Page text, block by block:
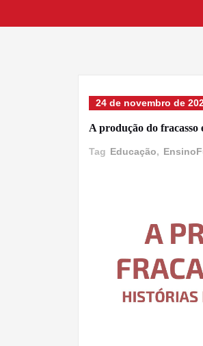
24 de novembro de
A produção do
Tag Educação,